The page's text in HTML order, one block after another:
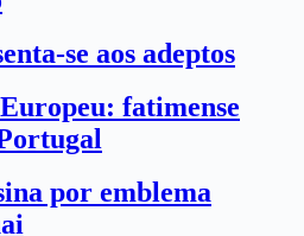
se aos adeptos
fatimense
por emblema